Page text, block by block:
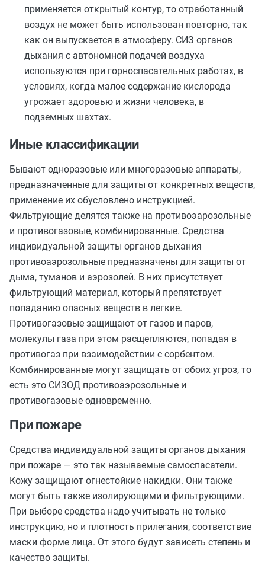
применяется открытый контур, то отработанный
воздух не может быть использован повторно, так
как он выпускается в атмосферу. СИЗ органов
дыхания с автономной подачей воздуха
используются при горноспасательных работах, в
условиях, когда малое содержание кислорода
угрожает здоровью и жизни человека, в
подземных шахтах.
Иные классификации
Бывают одноразовые или многоразовые аппараты,
предназначенные для защиты от конкретных веществ,
применение их обусловлено инструкцией.
Фильтрующие делятся также на противоэарозольные
и противогазовые, комбинированные. Средства
индивидуальной защиты органов дыхания
противоаэрозольные предназначены для защиты от
дыма, туманов и аэрозолей. В них присутствует
фильтрующий материал, который препятствует
попаданию опасных веществ в легкие.
Противогазовые защищают от газов и паров,
молекулы газа при этом расщепляются, попадая в
противогаз при взаимодействии с сорбентом.
Комбинированные могут защищать от обоих угроз, то
есть это СИЗОД противоаэрозольные и
противогазовые одновременно.
При пожаре
Средства индивидуальной защиты органов дыхания
при пожаре — это так называемые самоспасатели.
Кожу защищают огнестойкие накидки. Они также
могут быть также изолирующими и фильтрующими.
При выборе средства надо учитывать не только
инструкцию, но и плотность прилегания, соответствие
маски форме лица. От этого будут зависеть степень и
качество защиты.